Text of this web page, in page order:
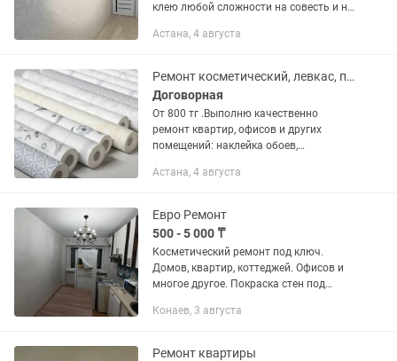
клею любой сложности на совесть и на
более 8 лет . Инструменты есть.
Астана, 4 августа
Ремонт косметический, левкас, покраска, колер
Договорная
От 800 тг .Выполню качественно
ремонт квартир, офисов и других
помещений: наклейка обоев,
галтели, откосы. Специалист с
качественно, срочно,...
Астана, 4 августа
Евро Ремонт
500 - 5 000 ₸
Косметический ремонт под ключ.
Домов, квартир, коттеджей. Офисов и
многое другое. Покраска стен под
покрытий Левкас стен под обои.
Конаев, 3 августа
Ремонт квартиры